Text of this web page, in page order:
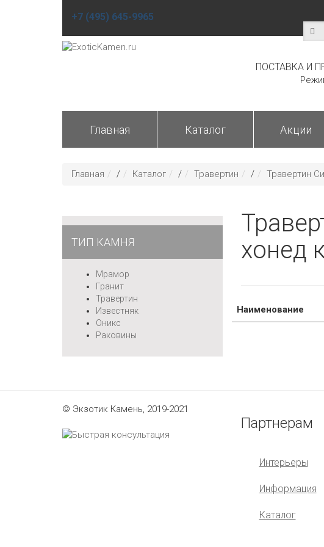
+7 (495) 645-9965
ПОСТАВКА И
Главная Каталог Акции
Главная / Каталог / Травертин / Травертин
ТИП КАМНЯ
Мрамор
Гранит
Травертин
Известняк
Оникс
Раковины
хонед
Наименование
© Экзотик Камень, 2019-2021
Партнерам
Интерьеры
Информация
Каталог